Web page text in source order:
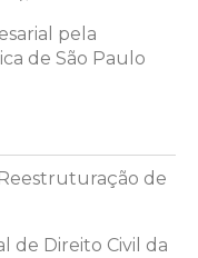
pela
de São Paulo
de
de Direito Civil da